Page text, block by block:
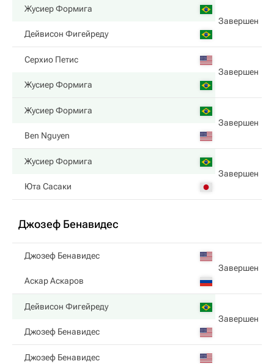
Жусиер Формига
Завершен
Дейвисон Фигейреду
Серхио Петис
Завершен
Жусиер Формига
Жусиер Формига
Завершен
Ben Nguyen
Жусиер Формига
Завершен
Юта Сасаки
Джозеф Бенавидес
Джозеф Бенавидес
Завершен
Аскар Аскаров
Дейвисон Фигейреду
Завершен
Джозеф Бенавидес
Джозеф Бенавидес